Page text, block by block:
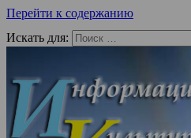
Перейти к содержанию
Искать для: